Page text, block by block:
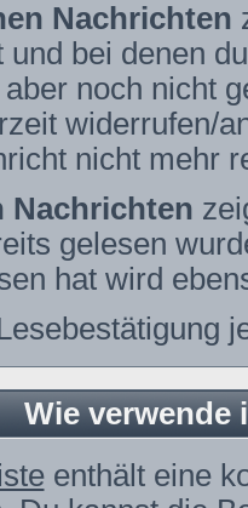
Nachrichten
bei denen
noch nicht
widerrufen/
nicht mehr
Nachrichten
gelesen
hat wird
Wie verwende
enthält eine